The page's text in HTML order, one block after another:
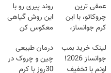
عمقی ترین
چروکاتو، با این
کرم جوانساز،
تخفیف سفارش
فوری)
روند پیری رو با
این روش گیاهی
معکوس کن
لینک خرید بمب
جوانساز 2026!
اونم با تخفیف
درمان طبیعی
چین و چروک در
30روز با کرم